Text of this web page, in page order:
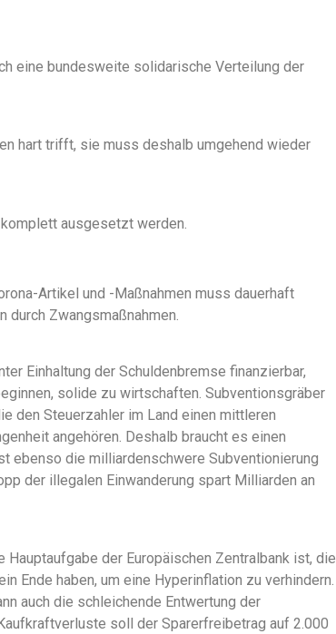
eine bundesweite solidarische Verteilung der
hart trifft, sie muss deshalb umgehend wieder
ausgesetzt werden.
Artikel und -Maßnahmen muss dauerhaft
Zwangsmaßnahmen.
Einhaltung der Schuldenbremse finanzierbar,
solide zu wirtschaften. Subventionsgräber
den Steuerzahler im Land einen mittleren
angehören. Deshalb braucht es einen
ebenso die milliardenschwere Subventionierung
der illegalen Einwanderung spart Milliarden an
der Europäischen Zentralbank ist, die
Ende haben, um eine Hyperinflation zu verhindern.
auch die schleichende Entwertung der
soll der Sparerfreibetrag auf 2.000